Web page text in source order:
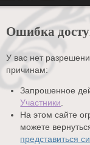
Ошибка
У вас нет
причинам:
Запрошенное
Участники
На этом сайте
можете
представиться